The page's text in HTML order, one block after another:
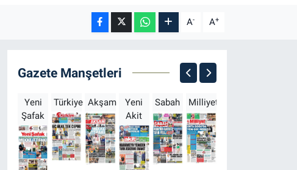
A- A+
Gazete Manşetleri
Yeni
Şafak
Türkiye Akşam
Yeni
Akit
Sabah Milliyet